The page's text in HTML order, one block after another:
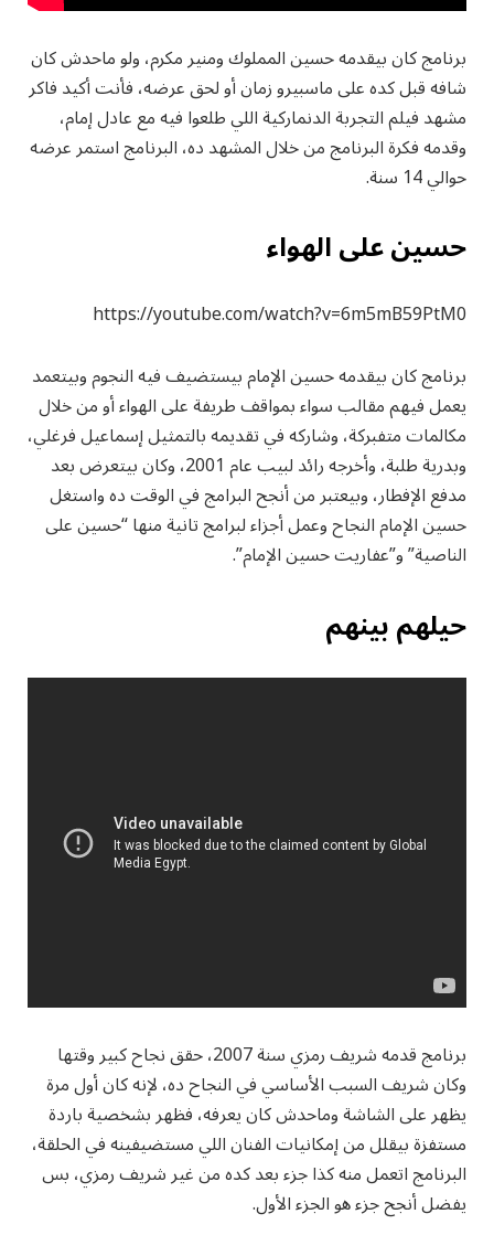
برنامج كان بيقدمه حسين المملوك ومنير مكرم، ولو ماحدش كان
شافه قبل كده على ماسبيرو زمان أو لحق عرضه، فأنت أكيد فاكر
مشهد فيلم التجربة الدنماركية اللي طلعوا فيه مع عادل إمام،
وقدمه فكرة البرنامج من خلال المشهد ده، البرنامج استمر عرضه
حوالي 14 سنة.
حسين على الهواء
https://youtube.com/watch?v=6m5mB59PtM0
برنامج كان بيقدمه حسين الإمام بيستضيف فيه النجوم وبيتعمد
يعمل فيهم مقالب سواء بمواقف طريفة على الهواء أو من خلال
مكالمات متفبركة، وشاركه في تقديمه بالتمثيل إسماعيل فرغلي،
وبدرية طلبة، وأخرجه رائد لبيب عام 2001، وكان بيتعرض بعد
مدفع الإفطار، وبيعتبر من أنجح البرامج في الوقت ده واستغل
حسين الإمام النجاح وعمل أجزاء لبرامج تانية منها “حسين على
الناصية” و”عفاريت حسين الإمام”.
حيلهم بينهم
برنامج قدمه شريف رمزي سنة 2007، حقق نجاح كبير وقتها
وكان شريف السبب الأساسي في النجاح ده، لإنه كان أول مرة
يظهر على الشاشة وماحدش كان يعرفه، فظهر بشخصية باردة
مستفزة بيقلل من إمكانيات الفنان اللي مستضيفينه في الحلقة،
البرنامج اتعمل منه كذا جزء بعد كده من غير شريف رمزي، بس
يفضل أنجح جزء هو الجزء الأول.